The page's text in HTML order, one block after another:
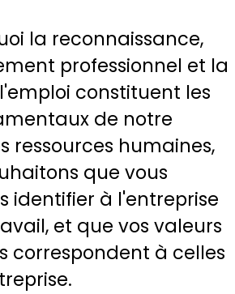
la reconnaissance,
professionnel et la
constituent les
de notre
ressources humaines,
que vous
identifier à l'entreprise
et que vos valeurs
correspondent à celles